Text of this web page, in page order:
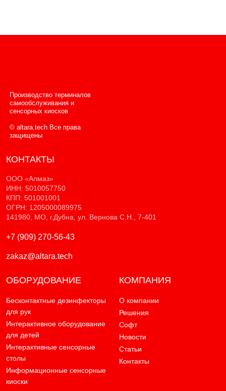
Производство терминалов
самообслуживания и
сенсорных киосков
© altara.tech Все права
защищены
ОБОРУДОВАНИЕ
Бесконтактные дезинфекторы
для рук
Интерактивное оборудование
для детей
Интерактивные сенсорные
столы
Информационные сенсорные
киоски
КОМПАНИЯ
О компании
Решения
Софт
Новости
Статьи
Контакты
КОНТАКТЫ
ООО «Алмаз»
ИНН: 5010057750
КПП: 501001001
ОГРН: 1205000089975
141980, МО, г.Дубна, ул. Вернова С.Н., 7-401
+7 (909) 270-56-43
zakaz@altara.tech